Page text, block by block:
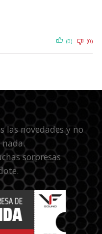
(0) (0)
las novedades y no
sorpresas